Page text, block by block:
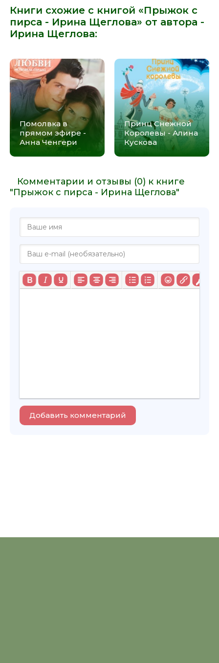
Книги схожие с книгой «Прыжок с
пирса - Ирина Щеглова» от автора -
Ирина Щеглова:
Помолвка в
прямом эфире -
Анна Ченгери
Принц Снежной
Королевы - Алина
Кускова
Комментарии и отзывы (0) к книге
"Прыжок с пирса - Ирина Щеглова"
Добавить комментарий